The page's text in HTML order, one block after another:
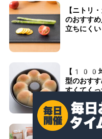
【ニトリ
のおすす
立ちにくい
【100均
型のおす
すくてく
【ニトリ